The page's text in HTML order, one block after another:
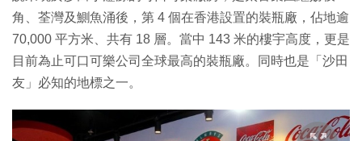
角、荃灣及鰂魚涌後，第 4 個在香港設置的裝瓶廠，佔地逾
70,000 平方米、共有 18 層。當中 143 米的樓宇高度，更是
目前為止可口可樂公司全球最高的裝瓶廠。同時也是「沙田
友」必知的地標之一。